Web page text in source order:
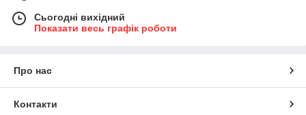
Сьогодні вихідний
Показати весь графік роботи
Про нас
Контакти